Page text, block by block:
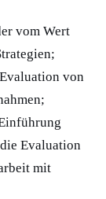
vom Wert
von
Evaluation
mit